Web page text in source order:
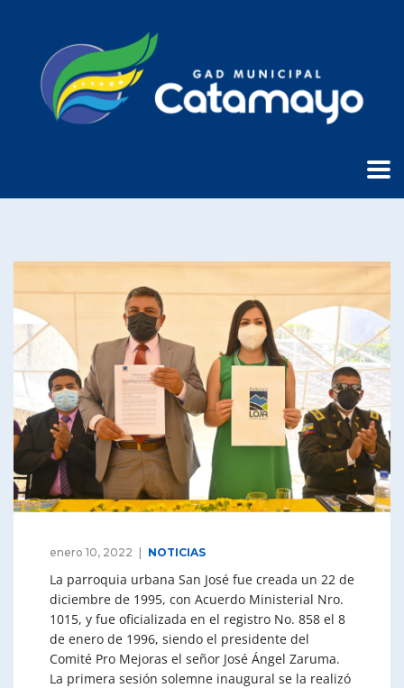
enero 10, 2022 NOTICIAS
La parroquia urbana San José fue creada un 22 de
diciembre de 1995, con Acuerdo Ministerial Nro.
1015, y fue oficializada en el registro No. 858 el 8
de enero de 1996, siendo el presidente del
Comité Pro Mejoras el señor José Ángel Zaruma.
La primera sesión solemne inaugural se la realizó